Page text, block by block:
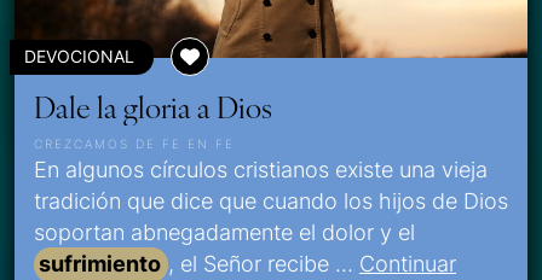
DEVOCIONAL
Dale la gloria a Dios
CREZCAMOS DE FE EN FE
En algunos círculos cristianos existe una vieja
tradición que dice que cuando los hijos de Dios
soportan abnegadamente el dolor y el
sufrimiento , el Señor recibe … Continuar